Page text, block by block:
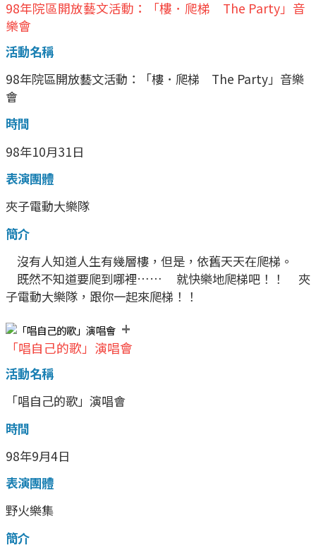
98年院區開放藝文活動：「樓．爬梯 The Party」音
樂會
活動名稱
98年院區開放藝文活動：「樓．爬梯 The Party」音樂
會
時間
98年10月31日
表演團體
夾子電動大樂隊
簡介
沒有人知道人生有幾層樓，但是，依舊天天在爬梯。
既然不知道要爬到哪裡…… 就快樂地爬梯吧！！ 夾
子電動大樂隊，跟你一起來爬梯！！
+
「唱自己的歌」演唱會
活動名稱
「唱自己的歌」演唱會
時間
98年9月4日
表演團體
野火樂集
簡介